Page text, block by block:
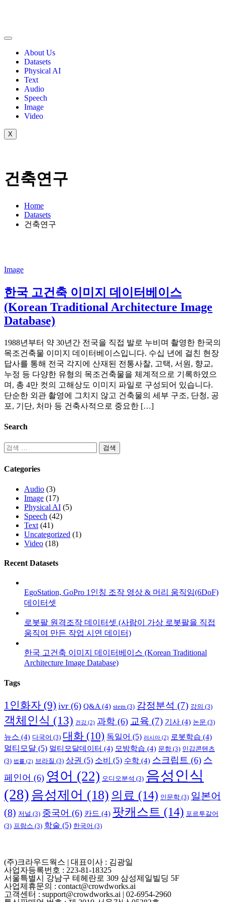
About Us
Datasets
Physical AI
Text
Audio
Speech
Image
Video
X
건축연구
Home
Datasets
건축연구
Image
한국 고건축 이미지 데이터베이스
(Korean Traditional Architecture Image
Database)
1988년부터 약 30년간 전국을 직접 발로 누비며 촬영한 한국의
목조건축물 이미지 데이터베이스입니다. 수십 년에 걸친 현장
답사를 통해 전국 각지에 산재된 전통사찰, 고택, 서원, 향교,
누정 등 다양한 유형의 목조건축물을 체계적으로 기록하였으
며, 총 4만 컷의 고해상도 이미지 파일로 구성되어 있습니다.
단순한 외관 촬영에 그치지 않고 건축물의 세부 구조, 단청, 공
포, 기단, 처마 등 건축사적으로 중요한 […]
Search
Categories
Audio (3)
Image (17)
Physical AI (5)
Speech (42)
Text (41)
Uncategorized (1)
Video (18)
Recent Datasets
EgoStation, GoPro 1인칭 조작 영상 & 머리 움직임(6DoF)
데이터셋
로봇팔 원격조작 데이터셋 (사람이 가상 로봇팔을 직접
움직여 만든 작업 시연 데이터)
한국 고건축 이미지 데이터베이스 (Korean Traditional
Architecture Image Database)
Tags
1인화자 (9) ivr (6) Q&A (4) stem (3) 감정분석 (7) 강의 (3)
객체인식 (13) 건강 (2) 과학 (6) 교육 (7) 기사 (4) 논문 (3)
뉴스 (4) 다국어 (3) 대화 (10) 독일어 (5) 러시아 (2) 로봇학습 (4)
멀티모달 (5) 멀티모달데이터 (4) 모방학습 (4) 문항 (3) 민감콘텐츠
(3) 법률 (2) 브라질 (3) 상권 (5) 소비 (5) 수학 (4) 스크립트 (6) 스
페인어 (6) 영어 (22) 오디오분석 (3) 음성인식
(28) 음성제어 (18) 의료 (14) 인문학 (3) 일본어
(8) 저널 (3) 중국어 (6) 카드 (4) 팟캐스트 (14) 포르투갈어
(3) 프랑스 (3) 학술 (5) 한국어 (3)
(주)크라우드웍스 | 대표이사 : 김광일
사업자등록번호 : 223-81-18325
서울특별시 강남구 테헤란로 309 삼성제일빌딩 5F
사업제휴문의 : contact@crowdworks.ai
고객센터 : support@crowdworks.ai | 02-6954-2960